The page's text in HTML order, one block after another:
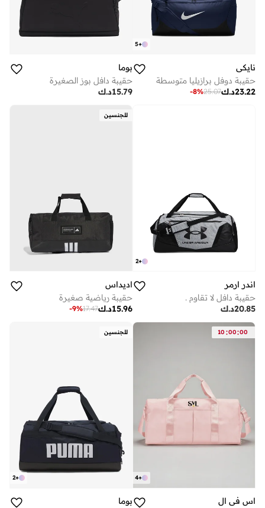
+
5
نايكي
حقيبة دوفل برازيليا متوسطة
د.ك23.22
25.07
-8%
بوما
حقيبة دافل بوز الصغيرة
د.ك15.79
+
2
اندر ارمر
حقيبة دافل لا تقاوم .
د.ك20.85
للجنسين
اديداس
حقيبة رياضية صغيرة
د.ك15.96
17.47
-9%
10 :00:00
+
4
اس في ال
للجنسين
+
2
بوما